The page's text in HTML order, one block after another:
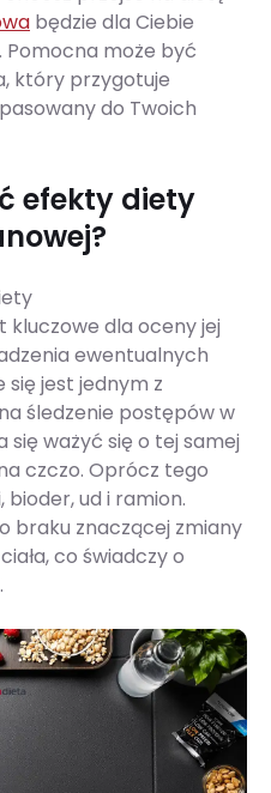
będzie dla Ciebie
Pomocna może być
który przygotuje
do Twoich
efekty diety
kluczowe dla oceny jej
ewentualnych
się jest jednym z
śledzenie postępów w
się ważyć się o tej samej
czczo. Oprócz tego
ud i ramion.
braku znaczącej zmiany
co świadczy o